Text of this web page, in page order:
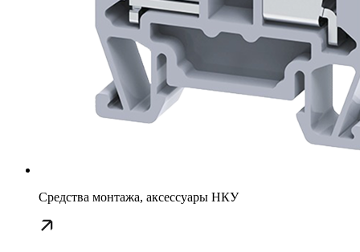
Средства монтажа, аксессуары НКУ